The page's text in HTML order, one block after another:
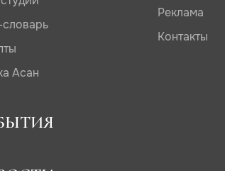
Асан
Реклама
Контакты